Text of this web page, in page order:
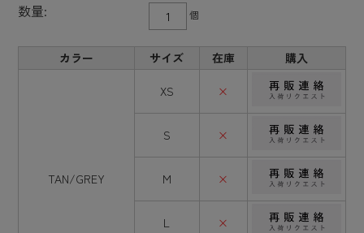
数量: 個
カラー サイズ 在庫 購入
TAN/GREY
XS ×
S ×
M ×
L ×